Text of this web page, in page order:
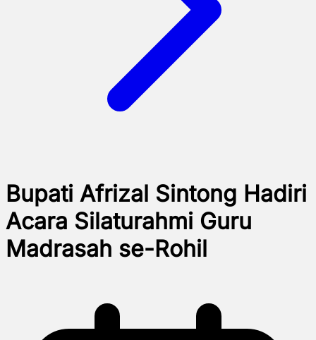
Bupati Afrizal Sintong Hadiri
Acara Silaturahmi Guru
Madrasah se-Rohil